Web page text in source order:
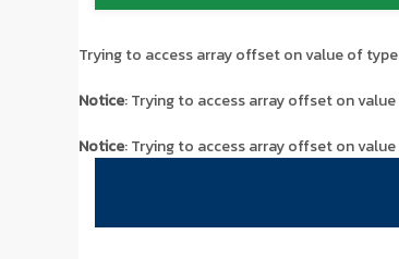
Trying to access array offset on value of
Notice: Trying to access array offset on
Notice: Trying to access array offset on